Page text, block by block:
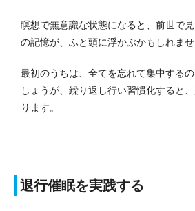
瞑想で無意識な状態になると、前世で
の記憶が、ふと頭に浮かぶかもしれませ
最初のうちは、全てを忘れて集中する
しょうが、繰り返し行い習慣化すると
ります。
退行催眠を実践する